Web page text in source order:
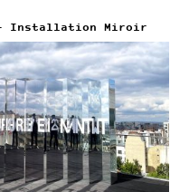
Installation Miroir